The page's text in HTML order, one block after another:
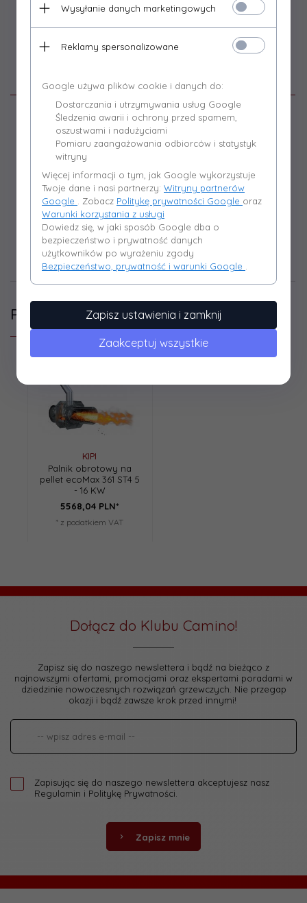
Wysyłanie danych marketingowych
Reklamy spersonalizowane
Google używa plików cookie i danych do:
Dostarczania i utrzymywania usług Google
Śledzenia awarii i ochrony przed spamem,
oszustwami i nadużyciami
Pomiaru zaangażowania odbiorców i statystyk
witryny
Więcej informacji o tym, jak Google wykorzystuje
Twoje dane i nasi partnerzy: Witryny partnerów
Google
. Zobacz Politykę prywatności Google oraz
Warunki korzystania z usługi
Dowiedz się, w jaki sposób Google dba o
bezpieczeństwo i prywatność danych
użytkowników po wyrażeniu zgody
Bezpieczeństwo, prywatność i warunki Google
Zapisz ustawienia i zamknij
Zaakceptuj wszystkie
Opis produktu
Informacje ogólne
Flansza montażowa służy do przyłączenia palnika do kotła. Należy ją
zastosować w przypadku, gdy wymiar komory paleniskowej kotła nie
pozwalają na bezpośrednie połaczenie do kotła palnika.
Opinie Klientów
Polecamy
KIPI
Palnik obrotowy na
pellet ecoMax 361 ST4 5
- 16 KW
5568,04 PLN*
* z podatkiem VAT
Dołącz do Klubu Camino!
Zapisz się do naszego newslettera i bądź na bieżąco z
najnowszymi ofertami, promocjami oraz ekspertami poradami w
dziedzinie nowoczesnych rozwiązań grzewczych. Nie przegap
okazji i bądź zawsze krok przed innymi!
Zapisując się do naszego newslettera akceptujesz nasz
Regulamin i Politykę Prywatności
Zapisz mnie